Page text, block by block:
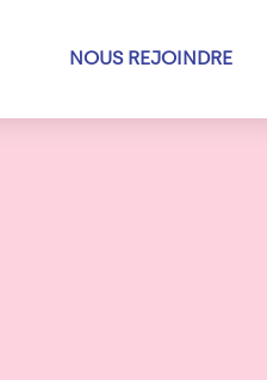
NOUS REJOINDRE